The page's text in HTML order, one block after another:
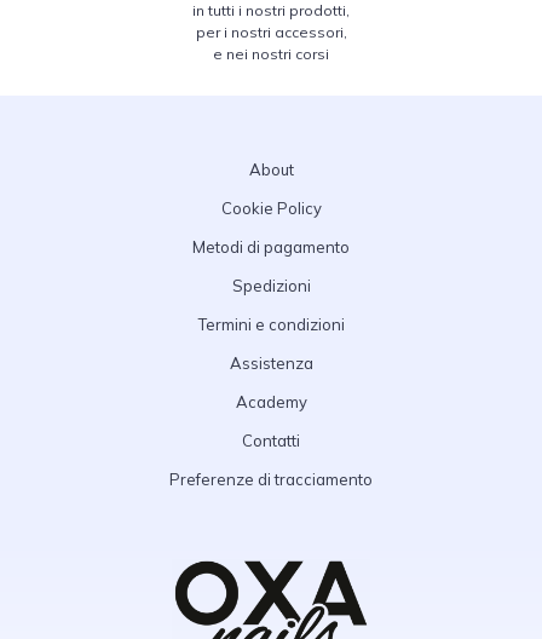
in tutti i nostri prodotti,
per i nostri accessori,
e nei nostri corsi
About
Cookie Policy
Metodi di pagamento
Spedizioni
Termini e condizioni
Assistenza
Academy
Contatti
Preferenze di tracciamento